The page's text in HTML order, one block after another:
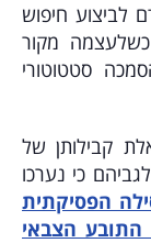
לביצוע חיפוש
כשלעצמה מקור
סטטוטורי
קבילותן של
כי נערכו
הפסיקתית
נ' התובע הצבאי